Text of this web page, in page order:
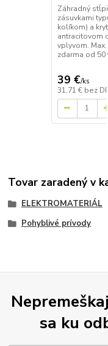
Záhradný
zásuvkami
kolíkom) a
antracitovom
vplyvom.
zdarma od 50
39 €/ks
31,71 € bez
Tovar zaradený v
ELEKTROMATERIÁL
Pohyblivé prívody
sa ku